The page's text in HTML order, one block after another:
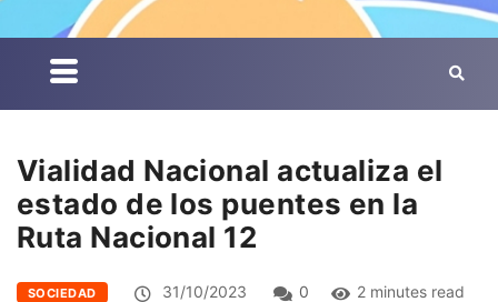
Vialidad Nacional actualiza el
estado de los puentes en la
Ruta Nacional 12
SOCIEDAD 31/10/2023 0 2 minutes read